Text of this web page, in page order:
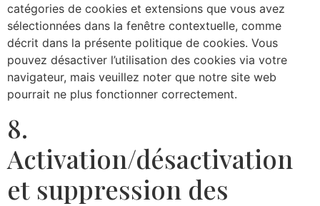
catégories de cookies et extensions que vous avez
sélectionnées dans la fenêtre contextuelle, comme
décrit dans la présente politique de cookies. Vous
pouvez désactiver l’utilisation des cookies via votre
navigateur, mais veuillez noter que notre site web
pourrait ne plus fonctionner correctement.
8.
Activation/désactivation
et suppression des